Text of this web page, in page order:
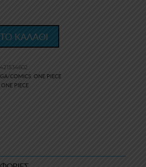
ΚΑΛΑΘΙ
COMICS, ONE PIECE
ONE PIECE